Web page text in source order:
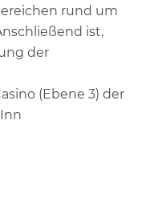
rund um
ist,
der
(Ebene 3) der